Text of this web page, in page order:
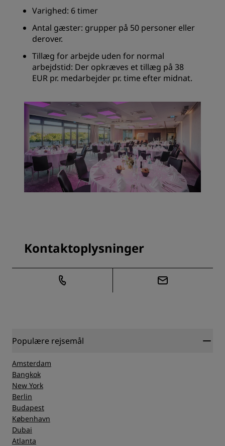
Varighed: 6 timer
Antal gæster: grupper på 50 personer eller
derover.
Tillæg for arbejde uden for normal
arbejdstid: Der opkræves et tillæg på 38
EUR pr. medarbejder pr. time efter midnat.
Kontaktoplysninger
Populære rejsemål
Amsterdam
Bangkok
New York
Berlin
Budapest
København
Dubai
Atlanta